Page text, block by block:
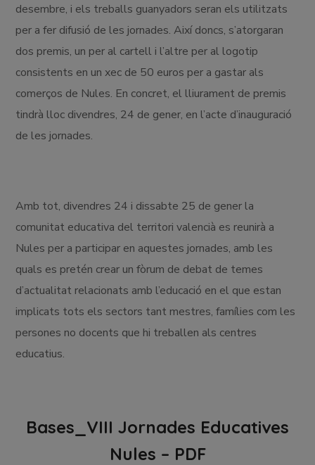
desembre, i els treballs guanyadors seran els utilitzats
per a fer difusió de les jornades. Així doncs, s’atorgaran
dos premis, un per al cartell i l’altre per al logotip
consistents en un xec de 50 euros per a gastar als
comerços de Nules. En concret, el lliurament de premis
tindrà lloc divendres, 24 de gener, en l’acte d’inauguració
de les jornades.
Amb tot, divendres 24 i dissabte 25 de gener la
comunitat educativa del territori valencià es reunirà a
Nules per a participar en aquestes jornades, amb les
quals es pretén crear un fòrum de debat de temes
d’actualitat relacionats amb l’educació en el que estan
implicats tots els sectors tant mestres, famílies com les
persones no docents que hi treballen als centres
educatius.
Bases_VIII Jornades Educatives
Nules – PDF